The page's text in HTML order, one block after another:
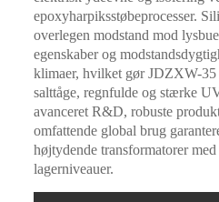
epoxyharpiksstøbeprocesser.
overlegen modstand mod
egenskaber og
klimaer, hvilket gør JDZXW-
salttåge, regnfulde og stærke
avanceret R&D, robuste
omfattende global brug
højtydende transformatorer
lagerniveauer.